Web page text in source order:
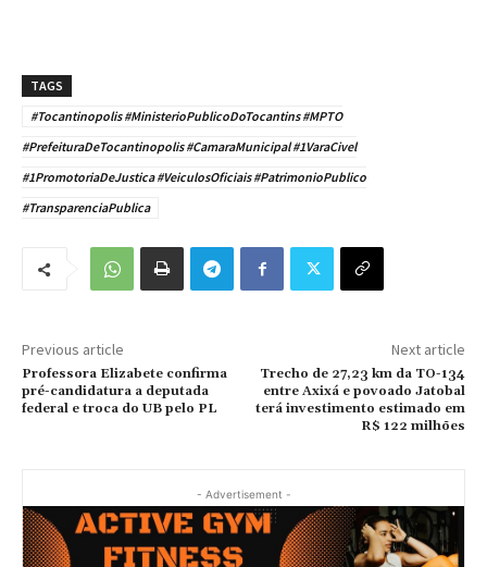
TAGS
#Tocantinopolis #MinisterioPublicoDoTocantins #MPTO
#PrefeituraDeTocantinopolis #CamaraMunicipal #1VaraCivel
#1PromotoriaDeJustica #VeiculosOficiais #PatrimonioPublico
#TransparenciaPublica
Previous article
Professora Elizabete confirma
pré-candidatura a deputada
federal e troca do UB pelo PL
Next article
Trecho de 27,23 km da TO-134
entre Axixá e povoado Jatobal
terá investimento estimado em
R$ 122 milhões
- Advertisement -